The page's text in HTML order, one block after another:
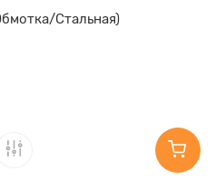
Стальная)